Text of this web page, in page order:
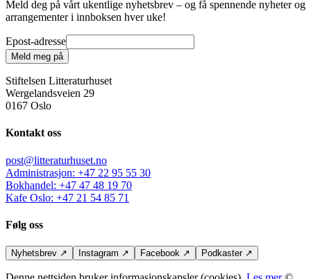
Meld deg på vårt ukentlige nyhetsbrev – og få spennende nyheter og
arrangementer i innboksen hver uke!
Epost-adresse
Meld meg på
Stiftelsen Litteraturhuset
Wergelandsveien 29
0167 Oslo
Kontakt oss
post@litteraturhuset.no
Administrasjon: +47 22 95 55 30
Bokhandel: +47 47 48 19 70
Kafe Oslo: +47 21 54 85 71
Følg oss
Nyhetsbrev ↗ Instagram ↗ Facebook ↗ Podkaster↗